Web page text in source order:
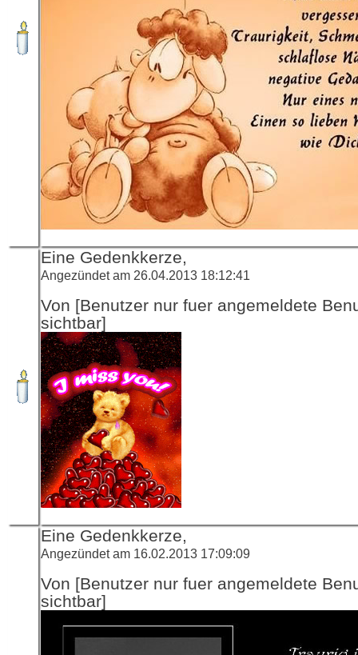
Eine Gedenkkerze,
Angezündet am 26.04.2013 18:12:41
Von [Benutzer nur fuer angemeldete
sichtbar]
Eine Gedenkkerze,
Angezündet am 16.02.2013 17:09:09
Von [Benutzer nur fuer angemeldete
sichtbar]